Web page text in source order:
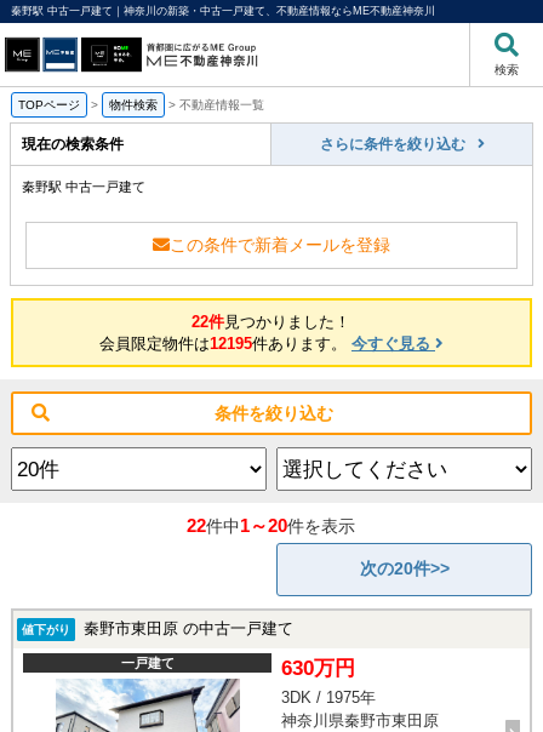
秦野駅 中古一戸建て｜神奈川の新築・中古一戸建て、不動産情報ならME不動産神奈川
検索
TOPページ > 物件検索 > 不動産情報一覧
現在の検索条件 さらに条件を絞り込む
秦野駅 中古一戸建て
この条件で新着メールを登録
22件見つかりました！
会員限定物件は12195件あります。 今すぐ見る
条件を絞り込む
22件中1～20件を表示
次の20件>>
値下がり 秦野市東田原 の中古一戸建て
一戸建て 630万円
3DK / 1975年
神奈川県秦野市東田原